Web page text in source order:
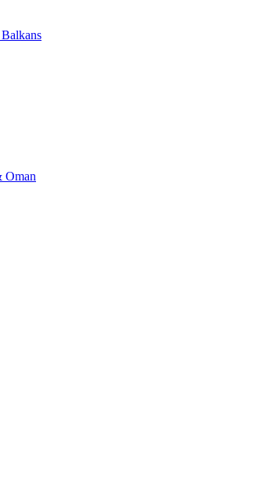
Oman